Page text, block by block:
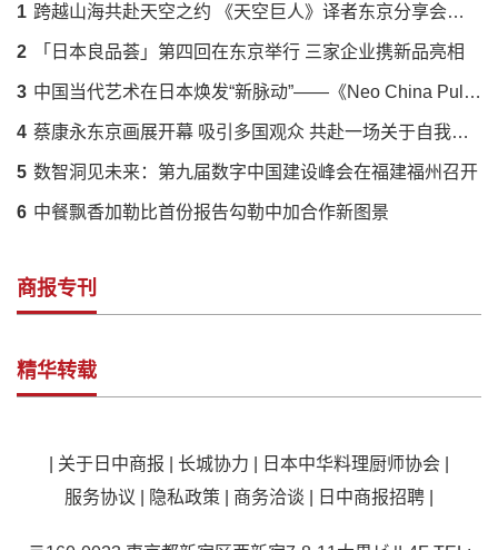
1 跨越山海共赴天空之约 《天空巨人》译者东京分享会落幕 解码蔡国强火药艺术与中日文化羁绊
2 「日本良品荟」第四回在东京举行 三家企业携新品亮相
3 中国当代艺术在日本焕发“新脉动”——《Neo China Pulse》展呈现传统与创新的时代对话
4 蔡康永东京画展开幕 吸引多国观众 共赴一场关于自我的对话
5 数智洞见未来：第九届数字中国建设峰会在福建福州召开
6 中餐飘香加勒比首份报告勾勒中加合作新图景
商报专刊
精华转载
关于日中商报 长城协力 日本中华料理厨师协会
服务协议
隐私政策 商务洽谈 日中商报招聘